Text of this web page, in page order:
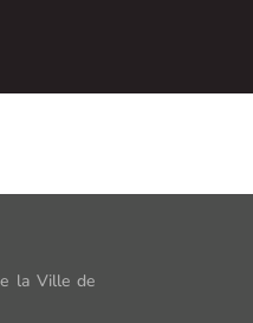
la Ville de